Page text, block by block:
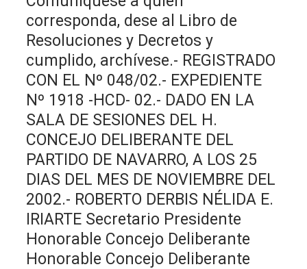
corresponda, dese al Libro de
Resoluciones y Decretos y
cumplido, archívese.- REGISTRADO
CON EL Nº 048/02.- EXPEDIENTE
Nº 1918 -HCD- 02.- DADO EN LA
SALA DE SESIONES DEL H.
CONCEJO DELIBERANTE DEL
PARTIDO DE NAVARRO, A LOS 25
DIAS DEL MES DE NOVIEMBRE DEL
2002.- ROBERTO DERBIS NÉLIDA E.
IRIARTE Secretario Presidente
Honorable Concejo Deliberante
Honorable Concejo Deliberante